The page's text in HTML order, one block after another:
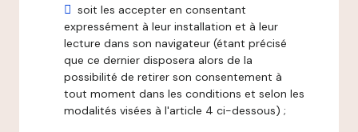
soit les accepter en consentant
expressément à leur installation et à leur
lecture dans son navigateur (étant précisé
que ce dernier disposera alors de la
possibilité de retirer son consentement à
tout moment dans les conditions et selon les
modalités visées à l'article 4 ci-dessous) ;